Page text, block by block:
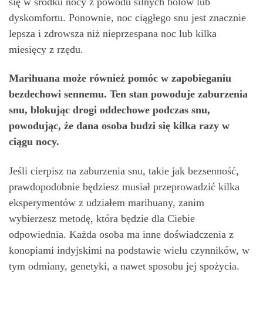
dyskomfortu. Ponownie, noc ciągłego snu jest znacznie
lepsza i zdrowsza niż nieprzespana noc lub kilka
miesięcy z rzędu.
Marihuana może również pomóc w zapobieganiu
bezdechowi sennemu. Ten stan powoduje zaburzenia
snu, blokując drogi oddechowe podczas snu,
powodując, że dana osoba budzi się kilka razy w
ciągu nocy.
Jeśli cierpisz na zaburzenia snu, takie jak bezsenność,
prawdopodobnie będziesz musiał przeprowadzić kilka
eksperymentów z udziałem marihuany, zanim
wybierzesz metodę, która będzie dla Ciebie
odpowiednia. Każda osoba ma inne doświadczenia z
konopiami indyjskimi na podstawie wielu czynników, w
tym odmiany, genetyki, a nawet sposobu jej spożycia.